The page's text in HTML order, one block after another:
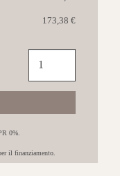
173,38 €
The
room
Lucido
quantità
0%.
il finanziamento.